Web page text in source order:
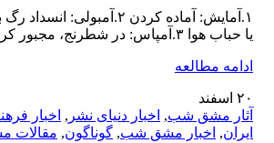
۱.آمایش: آماده کردن
یا حباب هوا ۳.آمپاس: در شطرنج، مجبور کرد...
ادامه مطالعه
۲۰ اسفند
آثار مشق شب, اخبار دنیای نشر , اخبار
ایران, اخبار مشق شب, گوناگون,